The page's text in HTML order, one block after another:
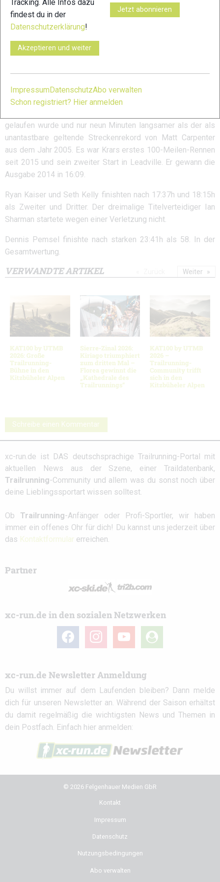
typischen Probleme eines „Neulings“ über diese
Megadistanz, kämpfte sich jedoch nach 21:17h auf einen
starken zweiten Platz. Navy Soldatin Gina Slaby wurde Dritte
in 23:13h.
Rob Krar dominiert die Männer
Eine Woche nach seinem 14. Platz beim Leadville 100 Mile
Mountainbike-Rennen kam Rob Krar zurück und dominierte
das Feld klar. Er siegte deutlich in 15:51h – das
gelaufen wurde und nur neun Minuten langsamer als der als
unantastbare geltende Streckenrekord von Matt Carpenter
aus dem Jahr 2005. Es war Krars erstes 100-Meilen-Rennen
seit 2015 und sein zweiter Start in Leadville. Er gewann die
Ausgabe 2014 in 16:09.
Ryan Kaiser und Seth Kelly finishten nach 17:37h und 18:15h
als Zweiter und Dritter. Der dreimalige Titelverteidiger Ian
Sharman startete wegen einer Verletzung nicht.
Dennis Pemsel finishte nach starken 23:41h als 58. In der
Gesamtwertung.
VERWANDTE ARTIKEL
KAT100 by UTMB
2026: Große
Trailrunning-
Bühne in den
Kitzbüheler Alpen
Sierre-Zinal 2026:
Kiriago triumphiert
zum dritten Mal –
Florea gewinnt die
„Kathedrale des
Trailrunnings“
KAT100 by UTMB
2026 –
Trailrunning-
Community trifft
sich in den
Kitzbüheler Alpen
Weiter
Schreibe einen Kommentar
xc-run.de ist DAS deutschsprachige Trailrunning-Portal mit
aktuellen News aus der Szene, einer Traildatenbank,
Trailrunning-Community und allem was du sonst noch über
deine Lieblingssportart wissen solltest.
Ob Trailrunning-Anfänger oder Profi-Sportler, wir haben
immer ein offenes Ohr für dich! Du kannst uns jederzeit über
das Kontaktformular erreichen.
Partner
xc-run.de in den sozialen Netzwerken
facebook instagramyoutube
user-
circle
xc-run.de Newsletter Anmeldung
Du willst immer auf dem Laufenden bleiben? Dann melde
dich für unseren Newsletter an. Während der Saison erhältst
du damit regelmäßig die wichtigsten News und Themen in
dein Postfach. Einfach hier anmelden:
© 2026 Felgenhauer Medien GbR
Kontakt
Impressum
Datenschutz
Nutzungsbedingungen
Abo verwalten
Tracking. Alle Infos dazu
findest du in der
Datenschutzerklärung!
Akzeptieren und weiter
Jetzt abonnieren
Impressum DatenschutzAbo verwalten
Schon registriert? Hier anmelden